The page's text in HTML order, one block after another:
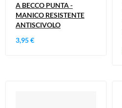
A BECCO PUNTA -
MANICO RESISTENTE
ANTISCIVOLO
3,95 €